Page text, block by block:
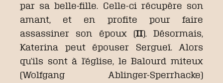
par sa belle-fille. Celle-ci récupère son
amant, et en profite pour faire
assassiner son époux (II). Désormais,
Katerina peut épouser Sergueï. Alors
qu’ils sont à l’église, le Balourd miteux
(Wolfgang Ablinger-Sperrhacke)